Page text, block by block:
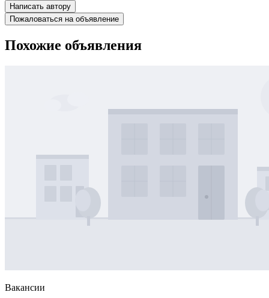
Написать автору
Пожаловаться на объявление
Похожие объявления
Вакансии